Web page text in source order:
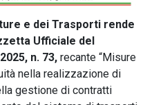
e dei Trasporti rende
Ufficiale del
n. 73, recante “Misure
nella realizzazione di
gestione di contratti